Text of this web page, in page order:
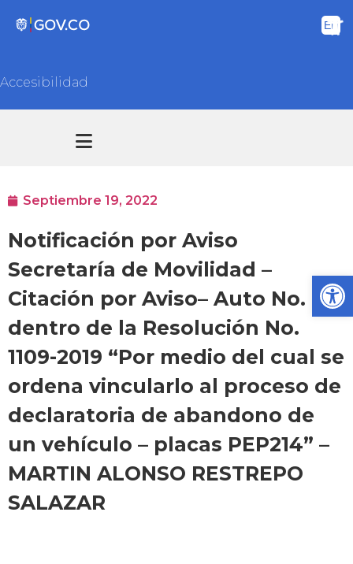
Accesibilidad
Septiembre 19, 2022
Notificación por Aviso
Secretaría de Movilidad –
Citación por Aviso– Auto No. 01
dentro de la Resolución No.
1109-2019 “Por medio del cual se
ordena vincularlo al proceso de
declaratoria de abandono de
un vehículo – placas PEP214” –
MARTIN ALONSO RESTREPO
SALAZAR